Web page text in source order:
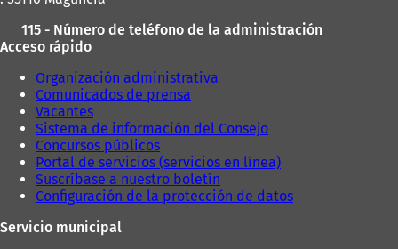
t
a
a
)
115 - Número de teléfono de la administración
Acceso rápido
Organización administrativa
Comunicados de prensa
Vacantes
Sistema de información del Consejo
Concursos públicos
Portal de servicios (servicios en línea)
Suscríbase a nuestro boletín
Configuración de la protección de datos
Servicio municipal